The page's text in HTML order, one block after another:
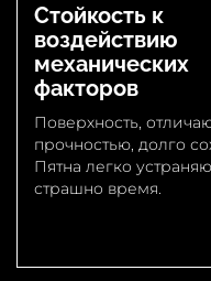
Стойкость к
воздействию
механических
факторов
Поверхность,
прочностью, долго
Пятна легко
страшно время.